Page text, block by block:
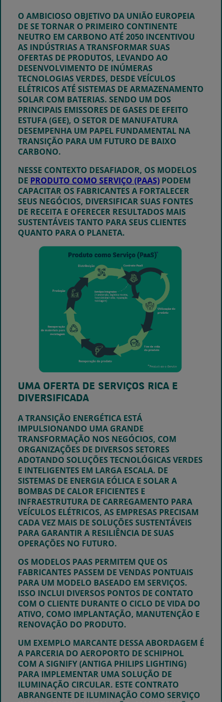
O AMBICIOSO OBJETIVO DA UNIÃO EUROPEIA
DE SE TORNAR O PRIMEIRO CONTINENTE
NEUTRO EM CARBONO ATÉ 2050 INCENTIVOU
AS INDÚSTRIAS A TRANSFORMAR SUAS
OFERTAS DE PRODUTOS, LEVANDO AO
DESENVOLVIMENTO DE INÚMERAS
TECNOLOGIAS VERDES, DESDE VEÍCULOS
ELÉTRICOS ATÉ SISTEMAS DE ARMAZENAMENTO
SOLAR COM BATERIAS. SENDO UM DOS
PRINCIPAIS EMISSORES DE GASES DE EFEITO
ESTUFA (GEE), O SETOR DE MANUFATURA
DESEMPENHA UM PAPEL FUNDAMENTAL NA
TRANSIÇÃO PARA UM FUTURO DE BAIXO
CARBONO.
NESSE CONTEXTO DESAFIADOR, OS MODELOS
DE PRODUTO COMO SERVIÇO (PAAS) PODEM
CAPACITAR OS FABRICANTES A FORTALECER
SEUS NEGÓCIOS, DIVERSIFICAR SUAS FONTES
DE RECEITA E OFERECER RESULTADOS MAIS
SUSTENTÁVEIS TANTO PARA SEUS CLIENTES
QUANTO PARA O PLANETA.
UMA OFERTA DE SERVIÇOS RICA E
DIVERSIFICADA
A TRANSIÇÃO ENERGÉTICA ESTÁ
IMPULSIONANDO UMA GRANDE
TRANSFORMAÇÃO NOS NEGÓCIOS, COM
ORGANIZAÇÕES DE DIVERSOS SETORES
ADOTANDO SOLUÇÕES TECNOLÓGICAS VERDES
E INTELIGENTES EM LARGA ESCALA. DE
SISTEMAS DE ENERGIA EÓLICA E SOLAR A
BOMBAS DE CALOR EFICIENTES E
INFRAESTRUTURA DE CARREGAMENTO PARA
VEÍCULOS ELÉTRICOS, AS EMPRESAS PRECISAM
CADA VEZ MAIS DE SOLUÇÕES SUSTENTÁVEIS
PARA GARANTIR A RESILIÊNCIA DE SUAS
OPERAÇÕES NO FUTURO.
OS MODELOS PAAS PERMITEM QUE OS
FABRICANTES PASSEM DE VENDAS PONTUAIS
PARA UM MODELO BASEADO EM SERVIÇOS.
ISSO INCLUI DIVERSOS PONTOS DE CONTATO
COM O CLIENTE DURANTE O CICLO DE VIDA DO
ATIVO, COMO IMPLANTAÇÃO, MANUTENÇÃO E
RENOVAÇÃO DO PRODUTO.
UM EXEMPLO MARCANTE DESSA ABORDAGEM É
A PARCERIA DO AEROPORTO DE SCHIPHOL
COM A SIGNIFY (ANTIGA PHILIPS LIGHTING)
PARA IMPLEMENTAR UMA SOLUÇÃO DE
ILUMINAÇÃO CIRCULAR. ESTE CONTRATO
ABRANGENTE DE ILUMINAÇÃO COMO SERVIÇO